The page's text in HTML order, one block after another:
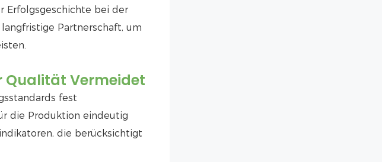
Erfolgsgeschichte bei der
Partnerschaft, um
Qualität Vermeidet
fest
die Produktion eindeutig
die berücksichtigt